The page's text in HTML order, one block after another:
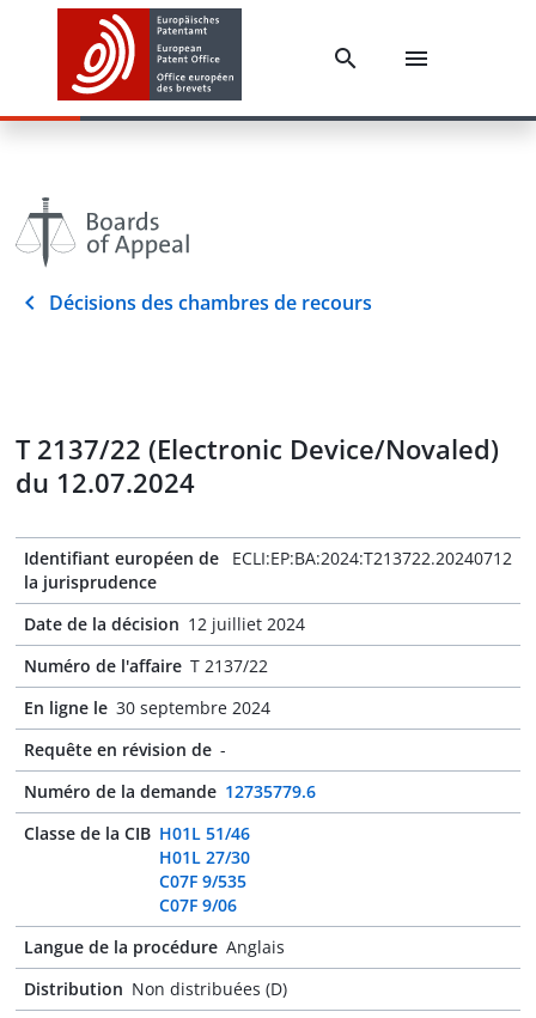
Décisions des chambres de recours
T 2137/22 (Electronic Device/Novaled)
du 12.07.2024
Identifiant européen de
la jurisprudence
ECLI:EP:BA:2024:T213722.20240712
Date de la décision 12 juilliet 2024
Numéro de l'affaire T 2137/22
En ligne le 30 septembre 2024
Requête en révision de -
Numéro de la demande 12735779.6
Classe de la CIB H01L 51/46
H01L 27/30
C07F 9/535
C07F 9/06
Langue de la procédure Anglais
Distribution Non distribuées (D)